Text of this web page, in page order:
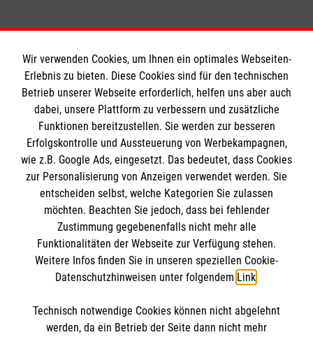
Informationen
Impressum
Datenschutz
Barrierefreiheit
Kontakt
Die Malteser
Malteser in Deutschland
Malteserorden
Sharepoint
Spendenkonto
IBAN: DE90 6005 0101 0001 2706 88
So finden Sie uns
Wir verwenden Cookies, um Ihnen ein optimales Webseiten-
Erlebnis zu bieten. Diese Cookies sind für den technischen
Betrieb unserer Webseite erforderlich, helfen uns aber auch
dabei, unsere Plattform zu verbessern und zusätzliche
Funktionen bereitzustellen. Sie werden zur besseren
Erfolgskontrolle und Aussteuerung von Werbekampagnen,
wie z.B. Google Ads, eingesetzt. Das bedeutet, dass Cookies
zur Personalisierung von Anzeigen verwendet werden. Sie
entscheiden selbst, welche Kategorien Sie zulassen
möchten. Beachten Sie jedoch, dass bei fehlender
Zustimmung gegebenenfalls nicht mehr alle
Funktionalitäten der Webseite zur Verfügung stehen.
Weitere Infos finden Sie in unseren speziellen Cookie-
Datenschutzhinweisen unter folgendem Link.
Technisch notwendige Cookies können nicht abgelehnt
werden, da ein Betrieb der Seite dann nicht mehr